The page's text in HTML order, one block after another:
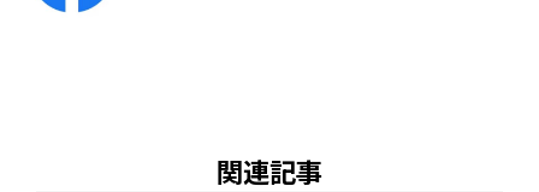
関連記事